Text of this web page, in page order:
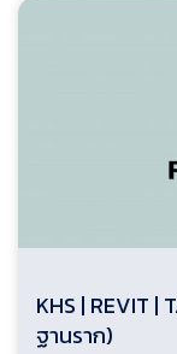
KHS | REVIT
ฐานราก)